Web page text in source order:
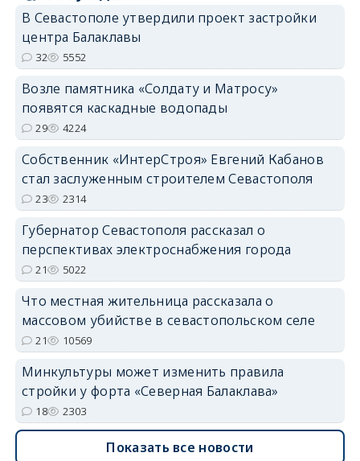
В Севастополе утвердили проект застройки
центра Балаклавы
32 5552
Возле памятника «Солдату и Матросу»
появятся каскадные водопады
29 4224
Собственник «ИнтерСтроя» Евгений Кабанов
стал заслуженным строителем Севастополя
23 2314
Губернатор Севастополя рассказал о
перспективах электроснабжения города
21 5022
Что местная жительница рассказала о
массовом убийстве в севастопольском селе
21 10569
Минкультуры может изменить правила
стройки у форта «Северная Балаклава»
18 2303
Показать все новости